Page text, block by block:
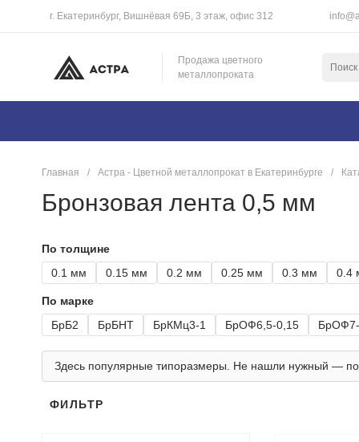
г. Екатеринбург, Вишнёвая 69Б, 3 этаж, офис 312
Продажа цветного
металлопроката
Главная / Астра - Цветной металлопрокат в Екатеринбурге /
Бронзовая лента 0,5 мм
По толщине
0.1 мм
0.15 мм 0.2 мм 0.25 мм 0.3 мм 0.4
По марке
БрБ2
БрБНТ БрКМц3-1 БрОФ6,5-0,15
Здесь популярные типоразмеры. Не нашли нужный —
ФИЛЬТР